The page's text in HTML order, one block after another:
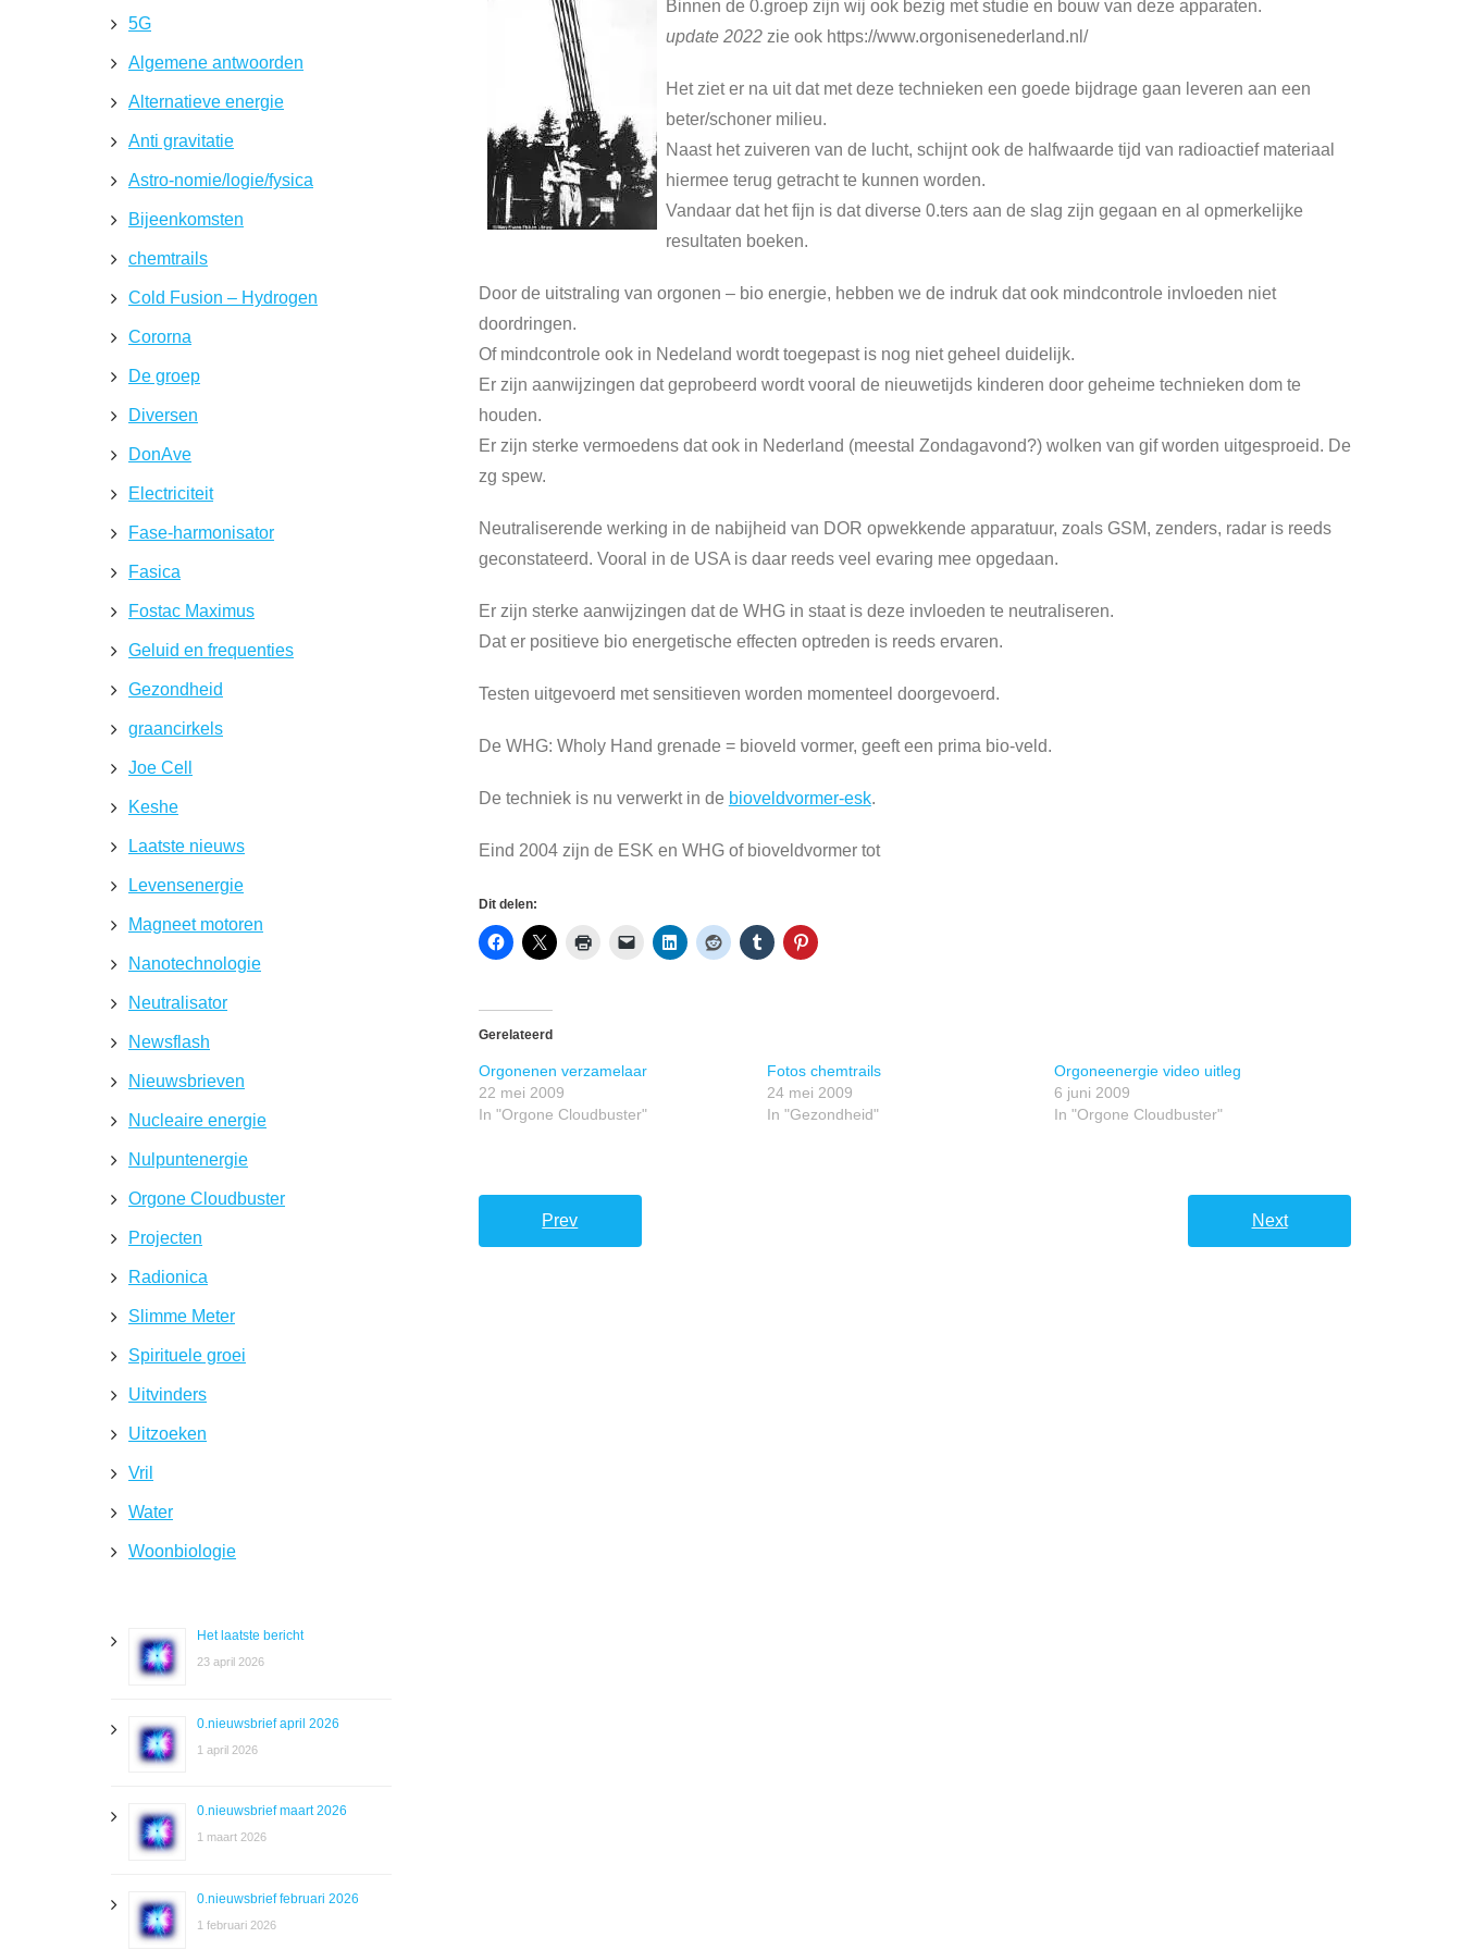
Binnen de 0.groep zijn wij ook bezig met studie en bouw van deze apparaten.
update 2022zie ook https://www.orgonisenederland.nl/
Het ziet er na uit dat met deze technieken een goede bijdrage gaan leveren aan een
beter/schoner milieu.
Naast het zuiveren van de lucht, schijnt ook de halfwaarde tijd van radioactief materiaal
hiermee terug getracht te kunnen worden.
Vandaar dat het fijn is dat diverse 0.ters aan de slag zijn gegaan en al opmerkelijke
resultaten boeken.
Door de uitstraling van orgonen – bio energie, hebben we de indruk dat ook mindcontrole invloeden niet
doordringen.
Of mindcontrole ook in Nedeland wordt toegepast is nog niet geheel duidelijk.
Er zijn aanwijzingen dat geprobeerd wordt vooral de nieuwetijds kinderen door geheime technieken dom te
houden.
Er zijn sterke vermoedens dat ook in Nederland (meestal Zondagavond?) wolken van gif worden uitgesproeid. De
zg spew.
Neutraliserende werking in de nabijheid van DOR opwekkende apparatuur, zoals GSM, zenders, radar is reeds
geconstateerd. Vooral in de USA is daar reeds veel evaring mee opgedaan.
Er zijn sterke aanwijzingen dat de WHG in staat is deze invloeden te neutraliseren.
Dat er positieve bio energetische effecten optreden is reeds ervaren.
Testen uitgevoerd met sensitieven worden momenteel doorgevoerd.
De WHG: Wholy Hand grenade = bioveld vormer, geeft een prima bio-veld.
De techniek is nu verwerkt in de bioveldvormer-esk.
Eind 2004 zijn de ESK en WHG of bioveldvormer tot
Dit delen:
Gerelateerd
Orgonenen verzamelaar
22 mei 2009
In "Orgone Cloudbuster"
Fotos chemtrails
24 mei 2009
In "Gezondheid"
Orgoneenergie video uitleg
6 juni 2009
In "Orgone Cloudbuster"
Prev Next
5G
Algemene antwoorden
Alternatieve energie
Anti gravitatie
Astro-nomie/logie/fysica
Bijeenkomsten
chemtrails
Cold Fusion – Hydrogen
Cororna
De groep
Diversen
DonAve
Electriciteit
Fase-harmonisator
Fasica
Fostac Maximus
Geluid en frequenties
Gezondheid
graancirkels
Joe Cell
Keshe
Laatste nieuws
Levensenergie
Magneet motoren
Nanotechnologie
Neutralisator
Newsflash
Nieuwsbrieven
Nucleaire energie
Nulpuntenergie
Orgone Cloudbuster
Projecten
Radionica
Slimme Meter
Spirituele groei
Uitvinders
Uitzoeken
Vril
Water
Woonbiologie
Het laatste bericht
23 april 2026
0.nieuwsbrief april 2026
1 april 2026
0.nieuwsbrief maart 2026
1 maart 2026
0.nieuwsbrief februari 2026
1 februari 2026